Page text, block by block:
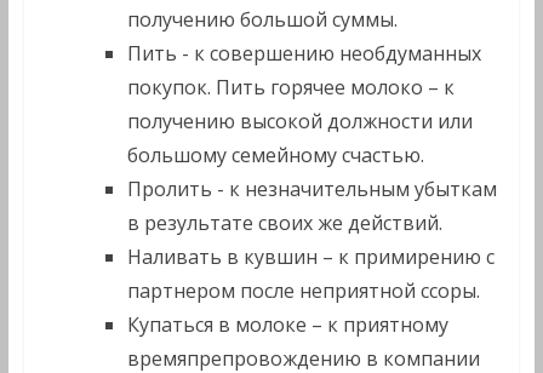
получению большой суммы.
Пить - к совершению необдуманных
покупок. Пить горячее молоко – к
получению высокой должности или
большому семейному счастью.
Пролить - к незначительным убыткам
в результате своих же действий.
Наливать в кувшин – к примирению с
партнером после неприятной ссоры.
Купаться в молоке – к приятному
времяпрепровождению в компании